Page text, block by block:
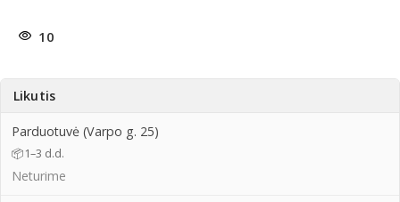
10
Likutis
Parduotuvė (Varpo g. 25)
📦1–3 d.d.
Neturime